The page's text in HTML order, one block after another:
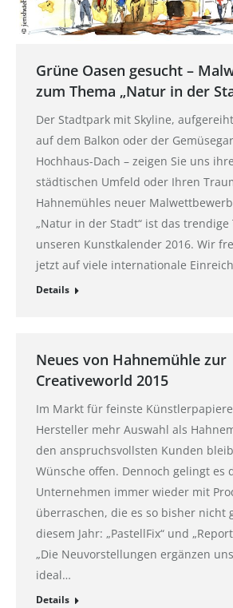
Grüne Oasen gesucht –
zum Thema „Natur in der
Der Stadtpark mit Skyline,
auf dem Balkon oder der
Hochhaus-Dach – zeigen Sie uns
städtischen Umfeld oder Ihren
Hahnemühles neuer
„Natur in der Stadt“ ist das
unseren Kunstkalender 2016. Wir
jetzt auf viele internationale
Details
Neues von Hahnemühle zur
Creativeworld 2015
Im Markt für feinste
Hersteller mehr Auswahl als
den anspruchsvollsten Kunden
Wünsche offen. Dennoch gelingt es
Unternehmen immer wieder mit
überraschen, die es so bisher nicht
diesem Jahr: „PastellFix“ und
„Die Neuvorstellungen ergänzen
ideal…
Details